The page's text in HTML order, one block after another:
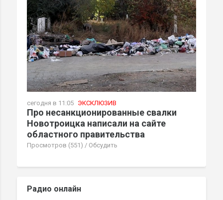
сегодня в 11:05 ЭКСКЛЮЗИВ
Про несанкционированные свалки
Новотроицка написали на сайте
областного правительства
Просмотров (551) / Обсудить
Радио онлайн